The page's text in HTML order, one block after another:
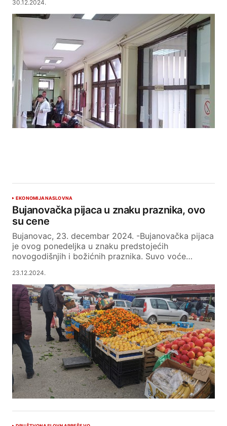
30.12.2024.
EKONOMIJANASLOVNA
Bujanovačka pijaca u znaku praznika, ovo
su cene
Bujanovac, 23. decembar 2024. -Bujanovačka pijaca
je ovog ponedeljka u znaku predstojećih
novogodišnjih i božićnih praznika. Suvo voće…
23.12.2024.